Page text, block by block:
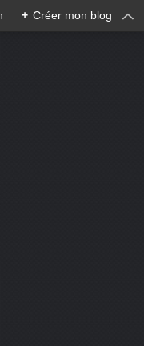
+ Créer mon blog